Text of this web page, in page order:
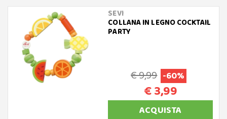
SEVI
COLLANA IN LEGNO COCKTAIL
PARTY
€ 9,99 -60%
€ 3,99
ACQUISTA